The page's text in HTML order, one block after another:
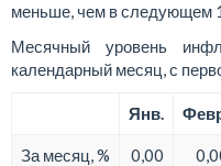
меньше, чем в следующем
Месячный уровень
календарный месяц, с
Янв.
За месяц, % 0,00